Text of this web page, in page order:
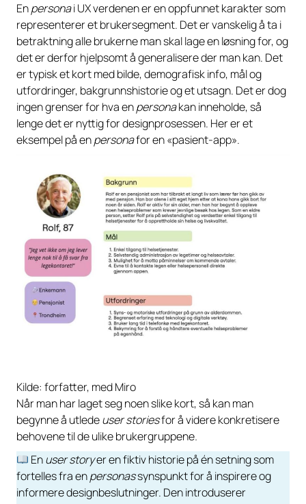
Enpersonai UX verdenen er en oppfunnet karakter som
representerer et brukersegment. Det er vanskelig å ta i
betraktning alle brukerne man skal lage en løsning for, og
det er derfor hjelpsomt å generalisere der man kan. Det
er typisk et kort med bilde, demografisk info, mål og
utfordringer, bakgrunnshistorie og et utsagn. Det er dog
ingen grenser for hva enpersonakan inneholde, så
lenge det er nyttig for designprosessen. Her er et
eksempel på enpersonafor en «pasient-app».
Kilde: forfatter, med Miro
Når man har laget seg noen slike kort, så kan man
begynne å utledeuser storiesfor å videre konkretisere
behovene til de ulike brukergruppene.
Enuser storyer en fiktiv historie på én setning som
fortelles fra enpersonassynspunkt for å inspirere og
informere designbeslutninger. Den introduserer